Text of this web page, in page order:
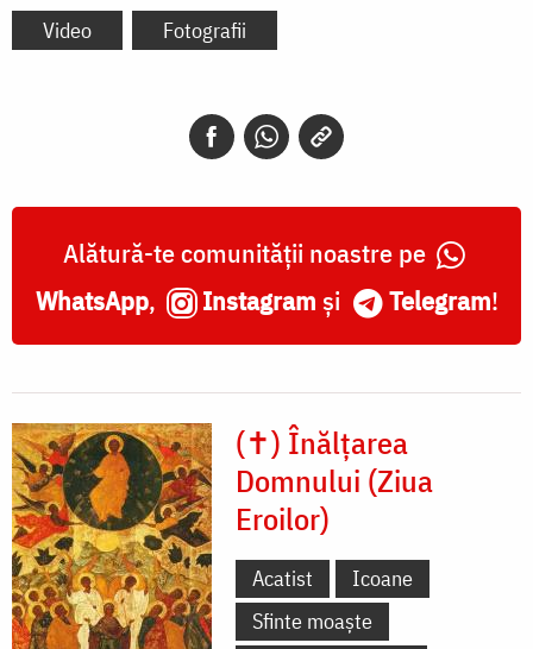
Video Fotografii
Alătură-te comunității noastre pe
WhatsApp, Instagram și Telegram!
(✝) Înălțarea
Domnului (Ziua
Eroilor)
Acatist
Icoane
Sfinte moaște